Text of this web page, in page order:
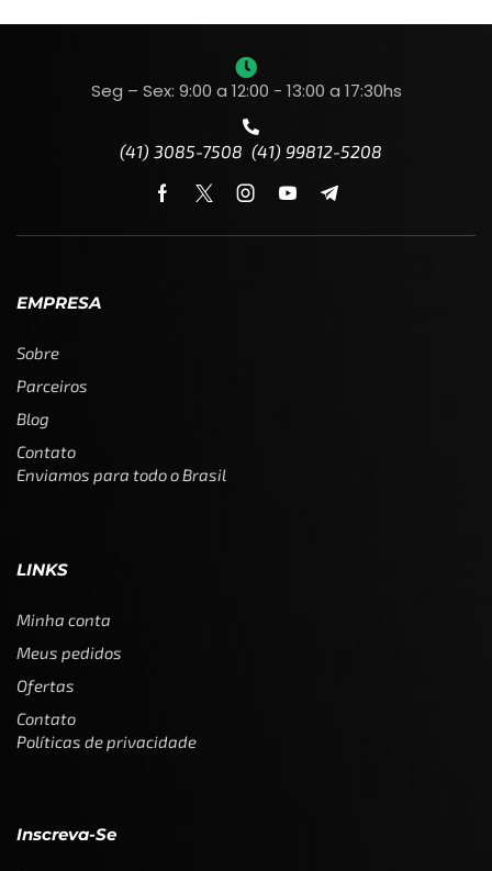
Seg – Sex: 9:00 a 12:00 - 13:00 a 17:30hs
(41) 3085-7508 (41) 99812-5208
EMPRESA
Sobre
Parceiros
Blog
Contato
Enviamos para todo o Brasil
LINKS
Minha conta
Meus pedidos
Ofertas
Contato
Políticas de privacidade
Inscreva-Se